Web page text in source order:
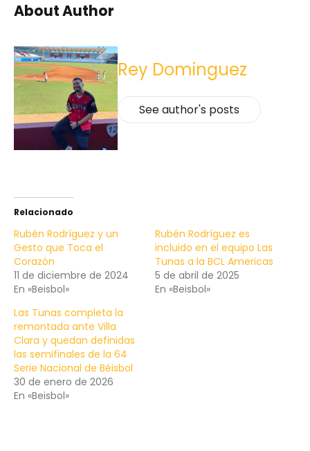
About Author
Rey Dominguez
See author's posts
Relacionado
Rubén Rodríguez y un
Gesto que Toca el
Corazón
11 de diciembre de 2024
En «Beisbol»
Rubén Rodríguez es
incluido en el equipo Las
Tunas a la BCL Americas
5 de abril de 2025
En «Beisbol»
Las Tunas completa la
remontada ante Villa
Clara y quedan definidas
las semifinales de la 64
Serie Nacional de Béisbol
30 de enero de 2026
En «Beisbol»